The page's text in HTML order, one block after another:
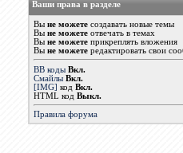
Ваши права в разделе
Вы не можетесоздавать новые темы
Вы не можетеотвечать в темах
Вы не можетеприкреплять вложения
Вы не можетередактировать свои
BB коды Вкл.
Смайлы Вкл.
[IMG] код Вкл.
HTML код Выкл.
Правила форума